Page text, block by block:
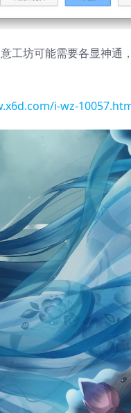
工坊可能需要各显神通
i-wz-